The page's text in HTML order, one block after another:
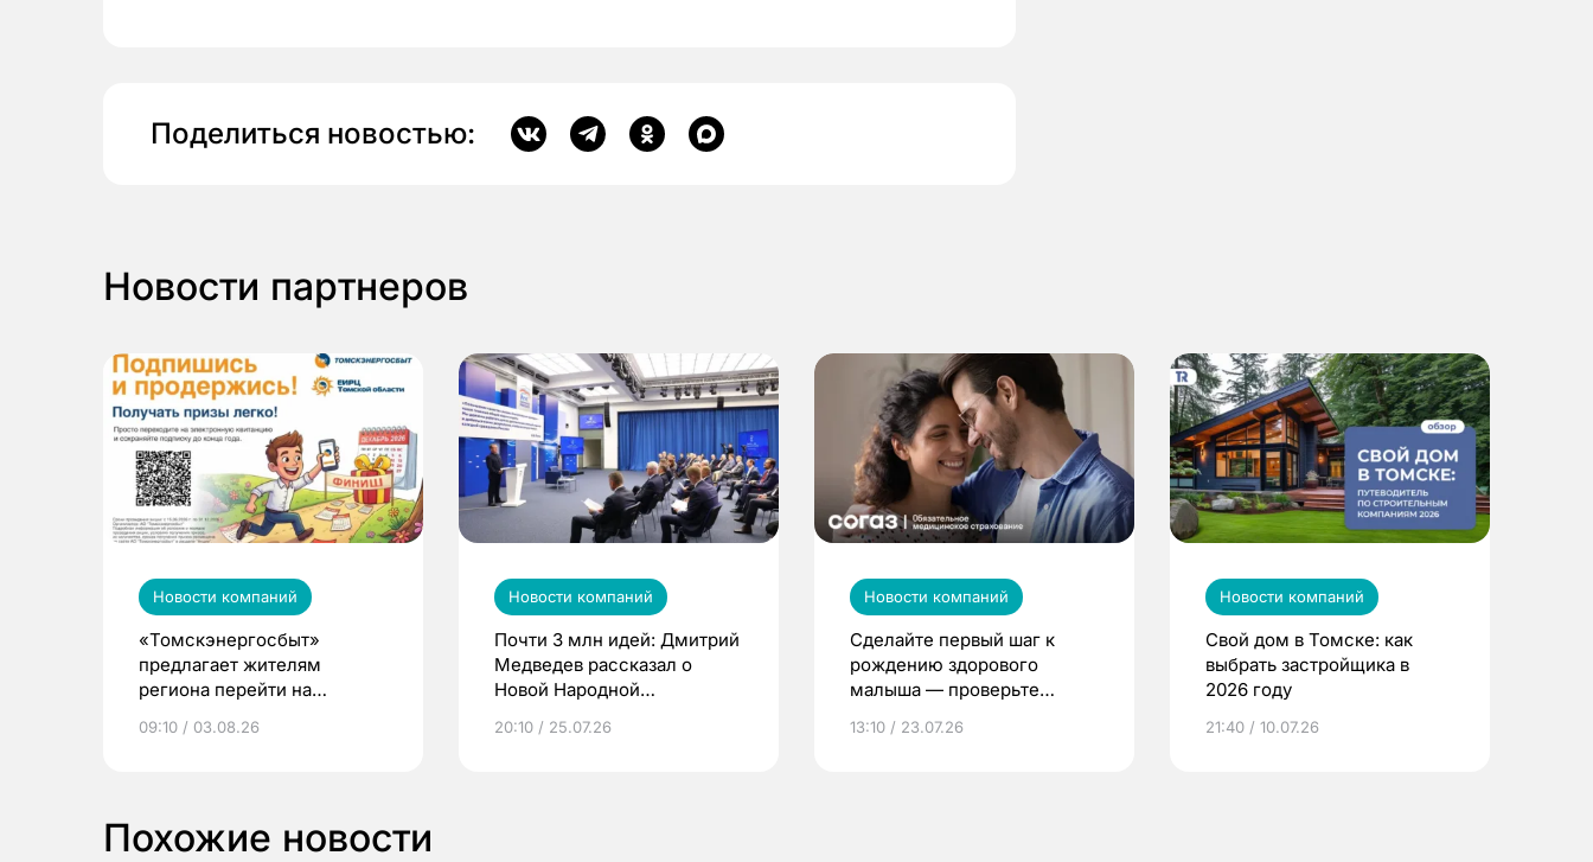
Поделиться новостью:
Новости партнеров
Новости компаний
«Томскэнергосбыт»
предлагает жителям
региона перейти на
выиграть призы
09:10 / 03.08.26
Новости компаний
Почти 3 млн идей: Дмитрий
Медведев рассказал о
Новой Народной
20:10 / 25.07.26
Новости компаний
Сделайте первый шаг к
рождению здорового
малыша — проверьте
по ОМС!
13:10 / 23.07.26
Новости компаний
Свой дом в Томске: как
выбрать застройщика в
2026 году
21:40 / 10.07.26
Похожие новости